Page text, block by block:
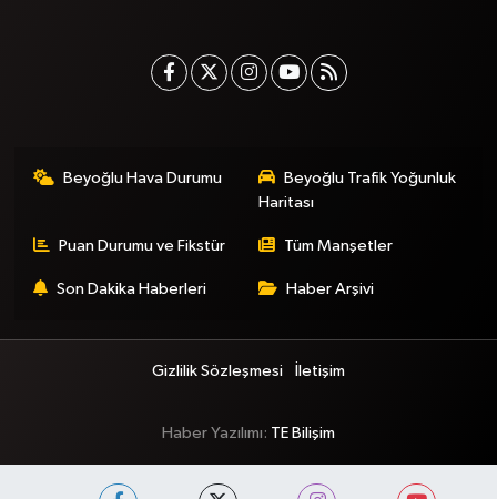
Beyoğlu Hava Durumu
Beyoğlu Trafik Yoğunluk
Haritası
Puan Durumu ve Fikstür Tüm Manşetler
Son Dakika Haberleri Haber Arşivi
Gizlilik Sözleşmesi İletişim
Haber Yazılımı: TE Bilişim